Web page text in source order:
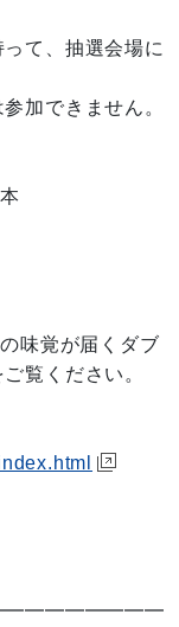
て、抽選会場に
加できません。
味覚が届くダブ
覧ください。